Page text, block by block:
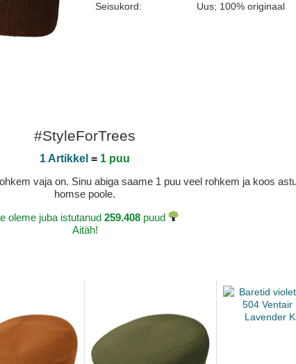
Seisukord:
Uus; 100% originaal
#StyleForTrees
1 Artikkel = 1 puu
vaja on. Sinu abiga saame 1 puu veel rohkem ja koos
homse poole.
oleme juba istutanud 259.408 puud
Aitäh!